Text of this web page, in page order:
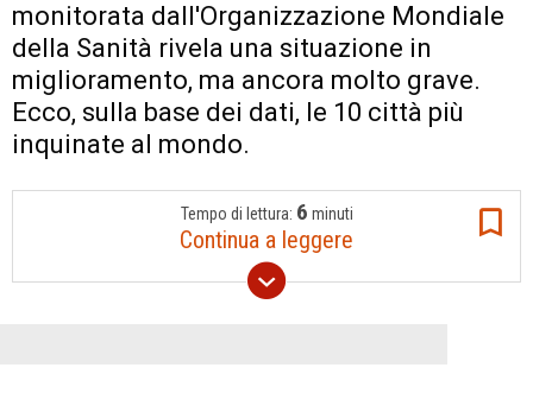
monitorata dall'Organizzazione Mondiale
della Sanità rivela una situazione in
miglioramento, ma ancora molto grave.
Ecco, sulla base dei dati, le 10 città più
inquinate al mondo.
Tempo di lettura: 6 minuti
Continua a leggere